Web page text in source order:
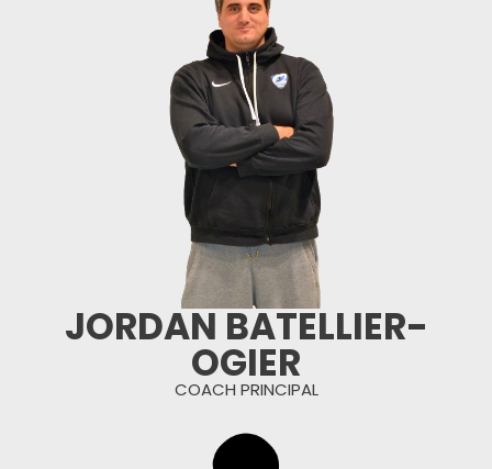
JORDAN BATELLIER-
OGIER
COACH PRINCIPAL